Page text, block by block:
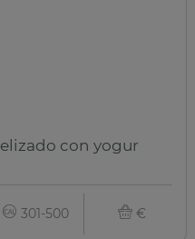
con yogur
301-500 €